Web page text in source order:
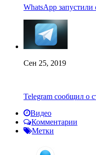
WhatsApp запустили
Сен 25, 2019
Telegram сообщил о
Видео
Комментарии
Метки